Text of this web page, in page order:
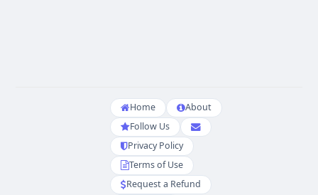
Home
About
Follow Us
Privacy Policy
Terms of Use
Request a Refund